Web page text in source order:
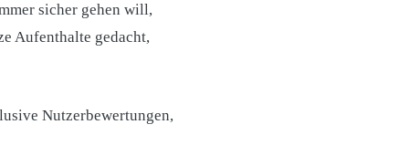
sicher gehen will,
Aufenthalte gedacht,
Nutzerbewertungen,